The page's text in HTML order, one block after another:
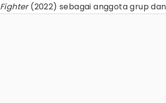
Fighter(2022) sebagai anggota grup